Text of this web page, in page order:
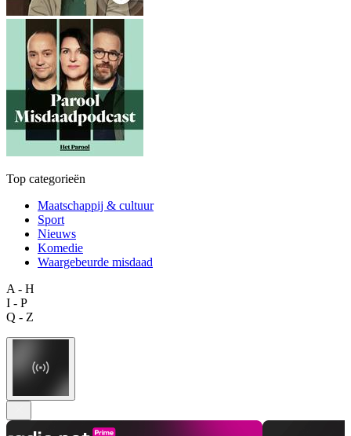
Top categorieën
Maatschappij & cultuur
Sport
Nieuws
Komedie
Waargebeurde misdaad
A - H
I - P
Q - Z